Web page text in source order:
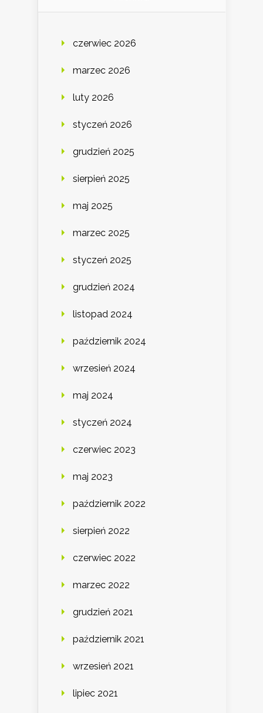
czerwiec 2026
marzec 2026
luty 2026
styczeń 2026
grudzień 2025
sierpień 2025
maj 2025
marzec 2025
styczeń 2025
grudzień 2024
listopad 2024
październik 2024
wrzesień 2024
maj 2024
styczeń 2024
czerwiec 2023
maj 2023
październik 2022
sierpień 2022
czerwiec 2022
marzec 2022
grudzień 2021
październik 2021
wrzesień 2021
lipiec 2021